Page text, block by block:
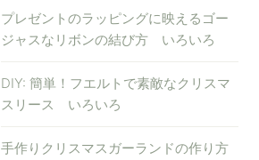
プレゼントのラッピングに映えるゴー
ジャスなリボンの結び方 いろいろ
DIY: 簡単！フエルトで素敵なクリスマ
スリース いろいろ
手作りクリスマスガーランドの作り方